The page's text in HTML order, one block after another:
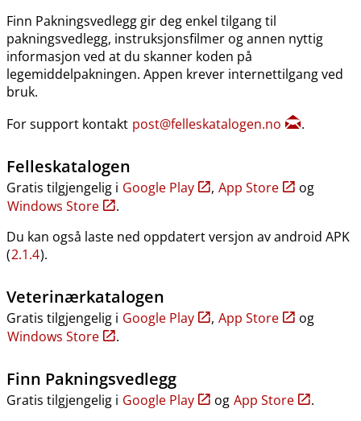
Finn Pakningsvedlegg gir deg enkel tilgang til
pakningsvedlegg, instruksjonsfilmer og annen nyttig
informasjon ved at du skanner koden på
legemiddelpakningen. Appen krever internettilgang ved
bruk.
For support kontakt post@felleskatalogen.no .
Felleskatalogen
Gratis tilgjengelig i Google Play , App Store
og
Windows Store
.
Du kan også laste ned oppdatert versjon av android APK
(2.1.4).
Veterinærkatalogen
Gratis tilgjengelig i Google Play , App Store
og
Windows Store
.
Finn Pakningsvedlegg
Gratis tilgjengelig i Google Play og App Store .